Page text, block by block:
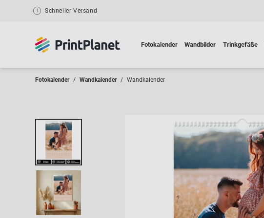
Schneller Versand
Fotokalender Wandbilder Trinkgefäße
Fotokalender Wandkalender Wandkalender